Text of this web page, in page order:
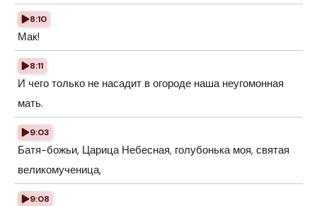
8:10
Мак!
8:11
И чего только не насадит в огороде наша неугомонная
мать.
9:03
Батя-божьи, Царица Небесная, голубонька моя, святая
великомученица,
9:08